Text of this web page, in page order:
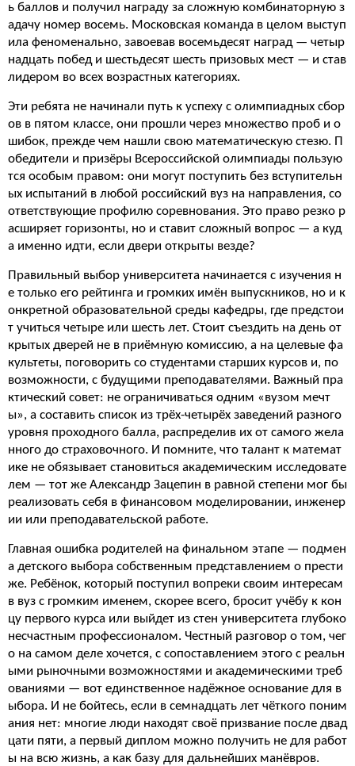
ь баллов и получил награду за сложную комбинаторную з
адачу номер восемь. Московская команда в целом выступ
ила феноменально, завоевав восемьдесят наград — четыр
надцать побед и шестьдесят шесть призовых мест — и став
лидером во всех возрастных категориях.
Эти ребята не начинали путь к успеху с олимпиадных сбор
ов в пятом классе, они прошли через множество проб и о
шибок, прежде чем нашли свою математическую стезю. П
обедители и призёры Всероссийской олимпиады пользую
тся особым правом: они могут поступить без вступительн
ых испытаний в любой российский вуз на направления, со
ответствующие профилю соревнования. Это право резко р
асширяет горизонты, но и ставит сложный вопрос — а куд
а именно идти, если двери открыты везде?
Правильный выбор университета начинается с изучения н
е только его рейтинга и громких имён выпускников, но и к
онкретной образовательной среды кафедры, где предстои
т учиться четыре или шесть лет. Стоит съездить на день от
крытых дверей не в приёмную комиссию, а на целевые фа
культеты, поговорить со студентами старших курсов и, по
возможности, с будущими преподавателями. Важный пра
ктический совет: не ограничиваться одним «вузом мечт
ы», а составить список из трёх-четырёх заведений разного
уровня проходного балла, распределив их от самого жела
нного до страховочного. И помните, что талант к математ
ике не обязывает становиться академическим исследовате
лем — тот же Александр Зацепин в равной степени мог бы
реализовать себя в финансовом моделировании, инженер
ии или преподавательской работе.
Главная ошибка родителей на финальном этапе — подмен
а детского выбора собственным представлением о прести
же. Ребёнок, который поступил вопреки своим интересам
в вуз с громким именем, скорее всего, бросит учёбу к кон
цу первого курса или выйдет из стен университета глубоко
несчастным профессионалом. Честный разговор о том, чег
о на самом деле хочется, с сопоставлением этого с реальн
ыми рыночными возможностями и академическими треб
ованиями — вот единственное надёжное основание для в
ыбора. И не бойтесь, если в семнадцать лет чёткого поним
ания нет: многие люди находят своё призвание после двад
цати пяти, а первый диплом можно получить не для работ
ы на всю жизнь, а как базу для дальнейших манёвров.